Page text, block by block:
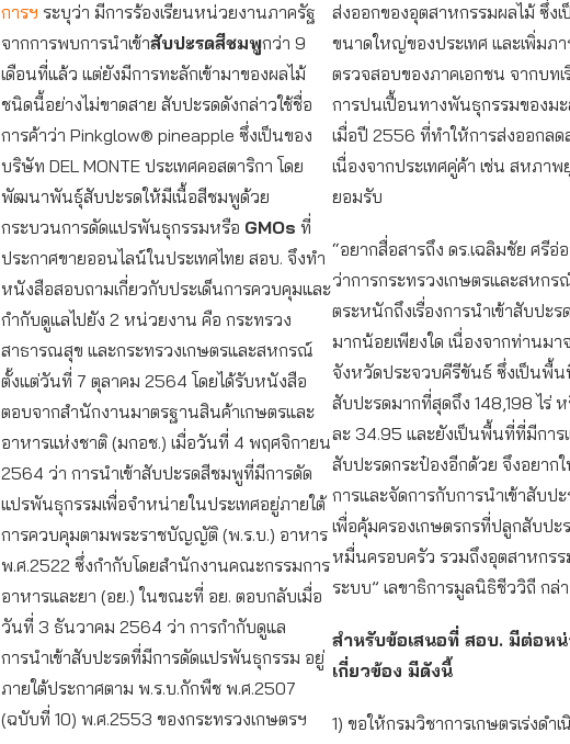
การฯ ระบุว่า มีการร้องเรียนหน่วยงานภาครัฐ
จากการพบการนำเข้าสับปะรดสีชมพูกว่า 9
เดือนที่แล้ว แต่ยังมีการทะลักเข้ามาของผลไม้
ชนิดนี้อย่างไม่ขาดสาย สับปะรดดังกล่าวใช้ชื่อ
การค้าว่า Pinkglow® pineapple ซึ่งเป็นของ
บริษัท DEL MONTE ประเทศคอสตาริกา โดย
พัฒนาพันธุ์สับปะรดให้มีเนื้อสีชมพูด้วย
กระบวนการดัดแปรพันธุกรรมหรือ GMOs ที่
ประกาศขายออนไลน์ในประเทศไทย สอบ. จึงทำ
หนังสือสอบถามเกี่ยวกับประเด็นการควบคุมและ
กำกับดูแลไปยัง 2 หน่วยงาน คือ กระทรวง
สาธารณสุข และกระทรวงเกษตรและสหกรณ์
ตั้งแต่วันที่ 7 ตุลาคม 2564 โดยได้รับหนังสือ
ตอบจากสำนักงานมาตรฐานสินค้าเกษตรและ
อาหารแห่งชาติ (มกอช.) เมื่อวันที่ 4 พฤศจิกายน
2564 ว่า การนำเข้าสับปะรดสีชมพูที่มีการดัด
แปรพันธุกรรมเพื่อจำหน่ายในประเทศอยู่ภายใต้
การควบคุมตามพระราชบัญญัติ (พ.ร.บ.) อาหาร
พ.ศ.2522 ซึ่งกำกับโดยสำนักงานคณะกรรมการ
อาหารและยา (อย.) ในขณะที่ อย. ตอบกลับเมื่อ
วันที่ 3 ธันวาคม 2564 ว่า การกำกับดูแล
การนำเข้าสับปะรดที่มีการดัดแปรพันธุกรรม อยู่
ภายใต้ประกาศตาม พ.ร.บ.กักพืช พ.ศ.2507
(ฉบับที่ 10) พ.ศ.2553 ของกระทรวงเกษตรฯ
ส่งออกของอุตสาหกรรมผลไม้ ซึ่งเ
ขนาดใหญ่ของประเทศ และเพิ่มภ
ตรวจสอบของภาคเอกชน จากบท
การปนเปื้อนทางพันธุกรรมของมะ
เมื่อปี 2556 ที่ทำให้การส่งออกลด
เนื่องจากประเทศคู่ค้า เช่น สหภาพ
ยอมรับ
“อยากสื่อสารถึง ดร.เฉลิมชัย ศรี
ว่าการกระทรวงเกษตรและสหก
ตระหนักถึงเรื่องการนำเข้าสับปะ
มากน้อยเพียงใด เนื่องจากท่านม
จังหวัดประจวบคีรีขันธ์ ซึ่งเป็นพื้
สับปะรดมากที่สุดถึง 148,198 ไร่
ละ 34.95 และยังเป็นพื้นที่ที่มีการ
สับปะรดกระป๋องอีกด้วย จึงอยาก
การและจัดการกับการนำเข้าสับป
เพื่อคุ้มครองเกษตรกรที่ปลูกสับปะ
หมื่นครอบครัว รวมถึงอุตสาหกร
ระบบ” เลขาธิการมูลนิธิชีววิถี กล่
สำหรับข้อเสนอที่ สอบ. มีต่อห
เกี่ยวข้อง มีดังนี้
1) ขอให้กรมวิชาการเกษตรเร่งดำเ